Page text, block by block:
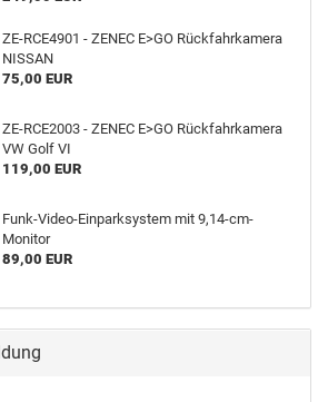
ZE-RCE4901 - ZENEC E>GO Rückfahrkamera
NISSAN
75,00 EUR
ZE-RCE2003 - ZENEC E>GO Rückfahrkamera
VW Golf VI
119,00 EUR
Funk-Video-Einparksystem mit 9,14-cm-
Monitor
89,00 EUR